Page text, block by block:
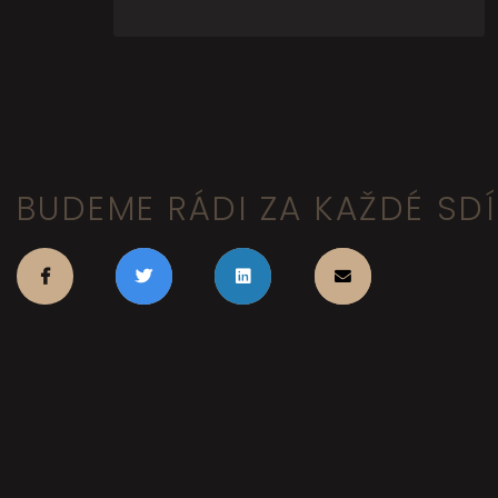
BUDEME RÁDI ZA KAŽDÉ